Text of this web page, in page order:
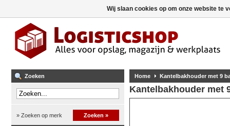
Zoeken
» Zoeken op merk Zoeken »
Home Kantelbakhouder met 9
Kantelbakhouder met
Wij slaan cookies op om onze website te